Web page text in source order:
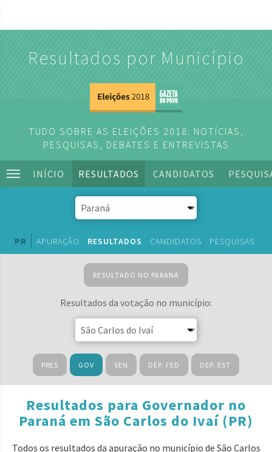
Resultados por Município
TUDO SOBRE AS ELEIÇÕES 2018: NOTÍCIAS,
PESQUISAS, DEBATES E ENTREVISTAS
INÍCIO RESULTADOS CANDIDATOS
PR APURAÇÃO RESULTADOS CANDIDATOS PESQUISAS
RESULTADO NO PARANÁ
Resultados da votação no município:
PRES GOV SEN DEP. FED DEP. EST
Resultados para Governador no
Paraná em São Carlos do Ivaí (PR)
Todos os resultados da apuração no município de São Carlos